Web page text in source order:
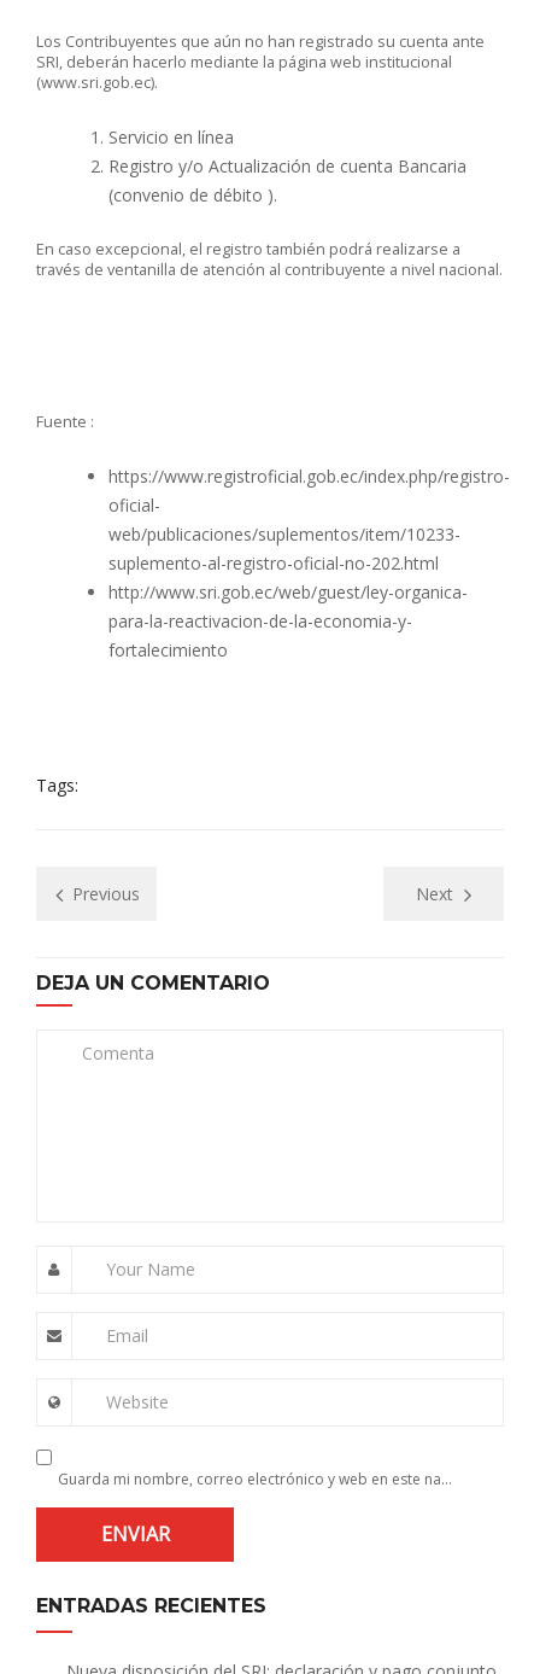
Los Contribuyentes que aún no han registrado su cuenta ante
SRI, deberán hacerlo mediante la página web institucional
(www.sri.gob.ec).
Servicio en línea
Registro y/o Actualización de cuenta Bancaria
(convenio de débito ).
En caso excepcional, el registro también podrá realizarse a
través de ventanilla de atención al contribuyente a nivel nacional.
Fuente :
https://www.registroficial.gob.ec/index.php/registro-
oficial-
web/publicaciones/suplementos/item/10233-
suplemento-al-registro-oficial-no-202.html
http://www.sri.gob.ec/web/guest/ley-organica-
para-la-reactivacion-de-la-economia-y-
fortalecimiento
Tags:
Previous Next
DEJA UN COMENTARIO
Comenta
Your Name
Email
Website
Guarda mi nombre, correo electrónico y web en este navegador para la próxima vez que comente.
ENTRADAS RECIENTES